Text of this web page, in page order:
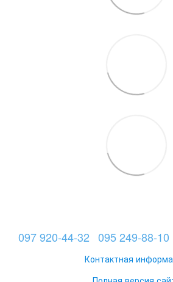
097 920-44-32 095 249-88-10
Контактная